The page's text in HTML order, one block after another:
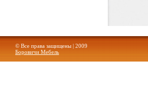
© Все права защищены | 2009
Боровичи Мебель